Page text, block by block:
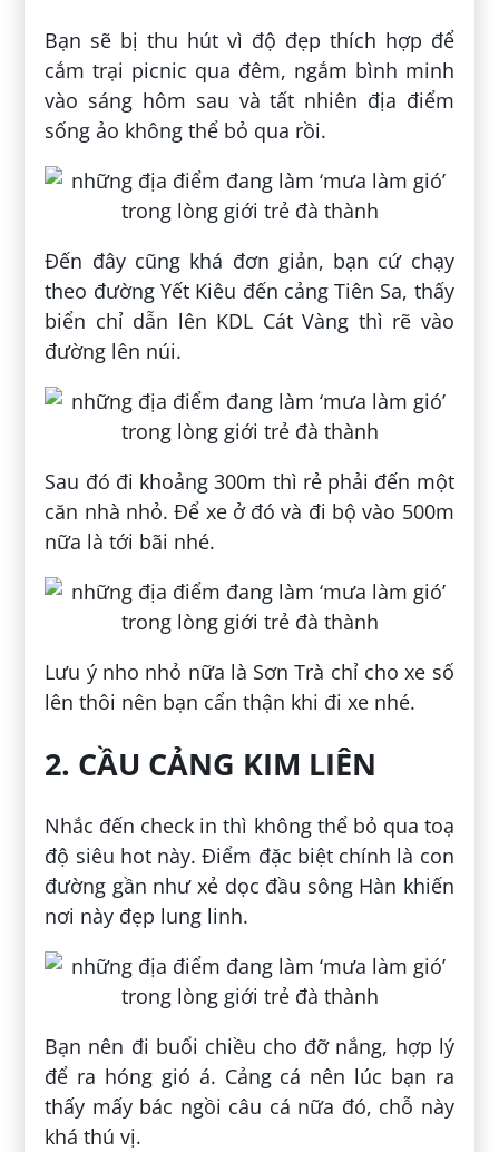
Bạn sẽ bị thu hút vì độ đẹp thích hợp để
cắm trại picnic qua đêm, ngắm bình minh
vào sáng hôm sau và tất nhiên địa điểm
sống ảo không thể bỏ qua rồi.
Đến đây cũng khá đơn giản, bạn cứ chạy
theo đường Yết Kiêu đến cảng Tiên Sa, thấy
biển chỉ dẫn lên KDL Cát Vàng thì rẽ vào
đường lên núi.
Sau đó đi khoảng 300m thì rẻ phải đến một
căn nhà nhỏ. Để xe ở đó và đi bộ vào 500m
nữa là tới bãi nhé.
Lưu ý nho nhỏ nữa là Sơn Trà chỉ cho xe số
lên thôi nên bạn cẩn thận khi đi xe nhé.
2. CẦU CẢNG KIM LIÊN
Nhắc đến check in thì không thể bỏ qua toạ
độ siêu hot này. Điểm đặc biệt chính là con
đường gần như xẻ dọc đầu sông Hàn khiến
nơi này đẹp lung linh.
Bạn nên đi buổi chiều cho đỡ nắng, hợp lý
để ra hóng gió á. Cảng cá nên lúc bạn ra
thấy mấy bác ngồi câu cá nữa đó, chỗ này
khá thú vị.